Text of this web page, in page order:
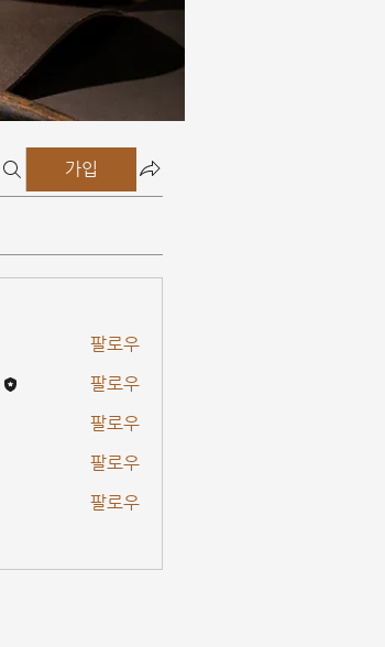
가입
팔로우
팔로우
팔로우
팔로우
팔로우